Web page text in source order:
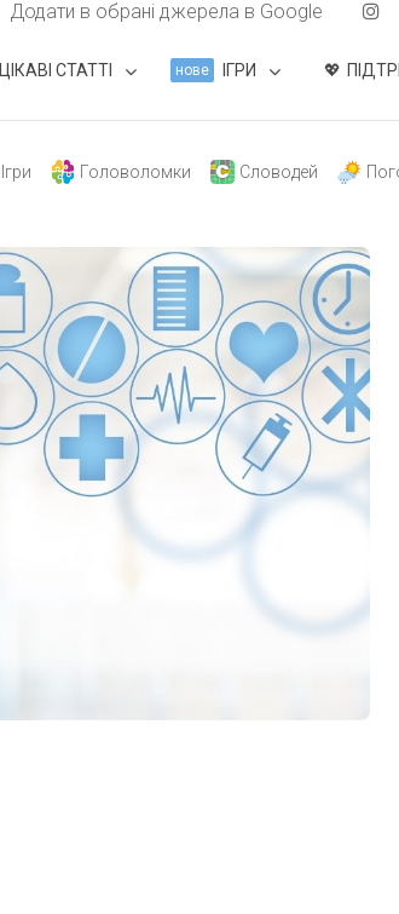
Додати в обрані джерела в Google
ЦІКАВІ СТАТТІ нове ІГРИ
Головоломки Словодей